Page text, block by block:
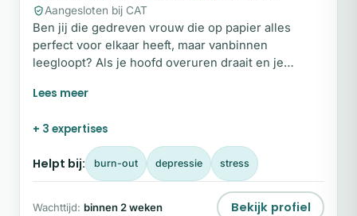
Aangesloten bij CAT
Ben jij die gedreven vrouw die op papier alles
perfect voor elkaar heeft, maar vanbinnen
leegloopt? Als je hoofd overuren draait en je
zelfbeeld, dan ben je hier op de juiste plek. Ik help
weer balans, zelfvertrouwen en innerlijke rust
vindt. Wil je ervaren wat mijn begeleiding voor jou
kan betekenen?
+ 3 expertises
Helpt bij: burn-out depressie stress
Wachttijd: binnen 2 weken Bekijk profiel